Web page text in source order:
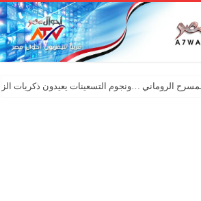
الروماني …ونجوم التسعينات يعيدون ذكريات